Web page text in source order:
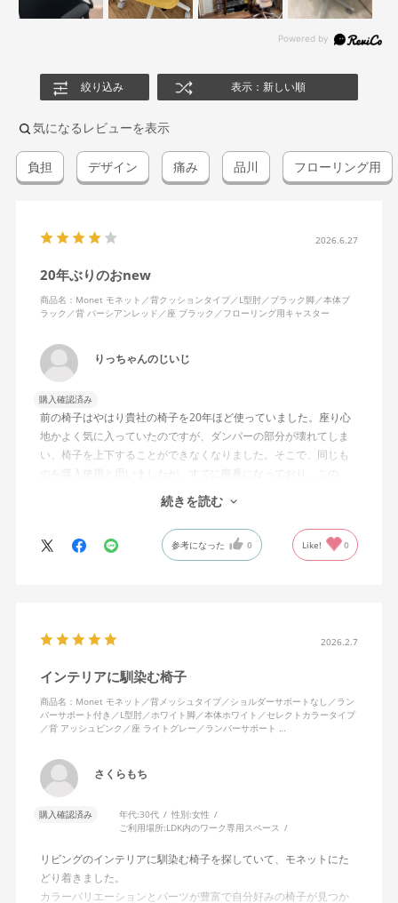
絞り込み 表示：新しい順
気になるレビューを表示
負担 デザイン 痛み 品川 フローリング用
2026.6.27
20年ぶりのおnew
商品名：Monet モネット／背クッションタイプ／L型肘／ブラック脚／本体ブ
ラック／背 パーシアンレッド／座 ブラック／フローリング用キャスター
りっちゃんのじいじ
購入確認済み
前の椅子はやはり貴社の椅子を20年ほど使っていました。座り心
地かよく気に入っていたのですが、ダンパーの部分が壊れてしま
い、椅子を上下することができなくなりました。そこで、同じも
のを購入使用と思いましたが、すでに廃番になっており、この
MonEtを購入しました。やや固めの椅子ですが、使っているうち
になじんでくるのではと思っています。フローリング床で使って
いますが、ややキャスターがよく動きすぎるのが難点でしょう
か。
続きを読む
参考になった 0 Like! 0
2026.2.7
インテリアに馴染む椅子
商品名：Monet モネット／背メッシュタイプ／ショルダーサポートなし／ラン
バーサポート付き／L型肘／ホワイト脚／本体ホワイト／セレクトカラータイプ
／背 アッシュピンク／座 ライトグレー／ランバーサポート …
さくらもち
購入確認済み 年代:30代 性別:女性
ご利用場所:LDK内のワーク専用スペース
リビングのインテリアに馴染む椅子を探していて、モネットにた
どり着きました。
カラーバリエーションとパーツが豊富で自分好みの椅子が見つか